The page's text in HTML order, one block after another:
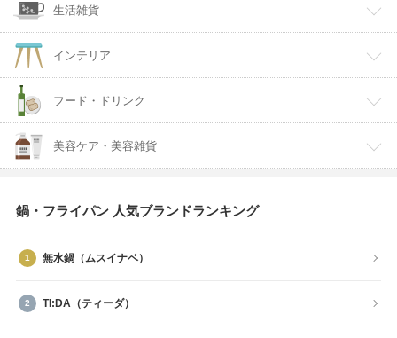
生活雑貨
インテリア
フード・ドリンク
美容ケア・美容雑貨
鍋・フライパン 人気ブランドランキング
無水鍋（ムスイナベ）
TI:DA（ティーダ）